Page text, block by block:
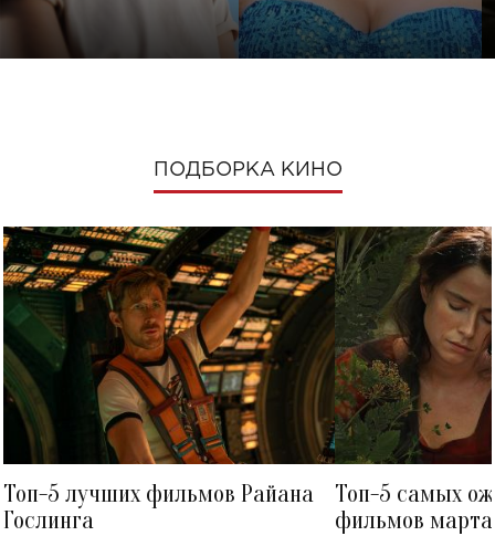
ПОДБОРКА КИНО
Топ-5 лучших фильмов Райана
Гослинга
Топ-5 самых
фильмов